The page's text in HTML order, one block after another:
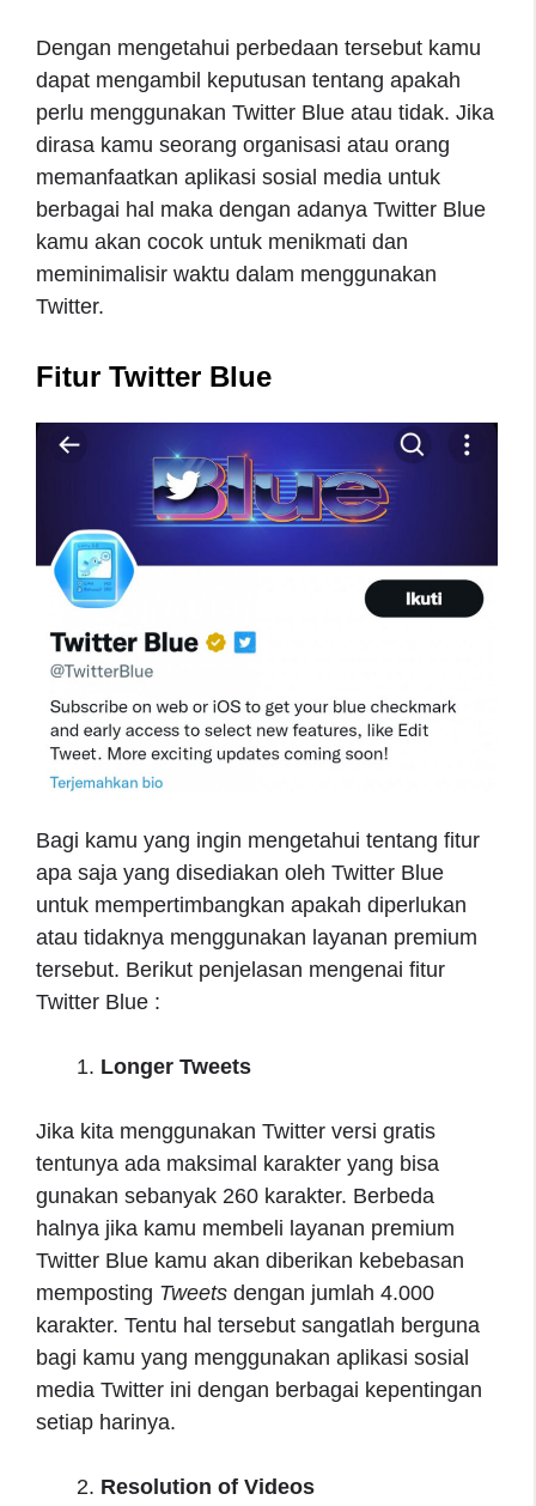
Dengan mengetahui perbedaan tersebut kamu
dapat mengambil keputusan tentang apakah
perlu menggunakan Twitter Blue atau tidak. Jika
dirasa kamu seorang organisasi atau orang
memanfaatkan aplikasi sosial media untuk
berbagai hal maka dengan adanya Twitter Blue
kamu akan cocok untuk menikmati dan
meminimalisir waktu dalam menggunakan
Twitter.
Fitur Twitter Blue
Bagi kamu yang ingin mengetahui tentang fitur
apa saja yang disediakan oleh Twitter Blue
untuk mempertimbangkan apakah diperlukan
atau tidaknya menggunakan layanan premium
tersebut. Berikut penjelasan mengenai fitur
Twitter Blue :
Longer Tweets
Jika kita menggunakan Twitter versi gratis
tentunya ada maksimal karakter yang bisa
gunakan sebanyak 260 karakter. Berbeda
halnya jika kamu membeli layanan premium
Twitter Blue kamu akan diberikan kebebasan
memposting Tweets dengan jumlah 4.000
karakter. Tentu hal tersebut sangatlah berguna
bagi kamu yang menggunakan aplikasi sosial
media Twitter ini dengan berbagai kepentingan
setiap harinya.
Resolution of Videos